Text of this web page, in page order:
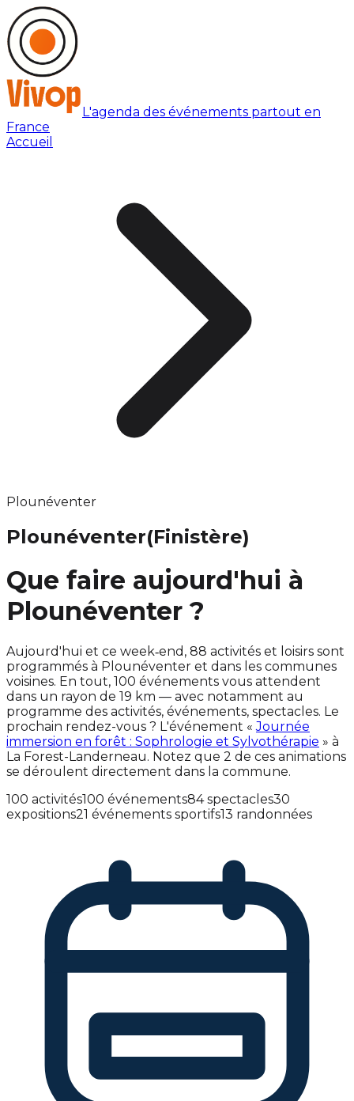
L'agenda des événements partout en
France
Accueil
Plounéventer
Plounéventer(Finistère)
Que faire aujourd'hui à
Plounéventer ?
Aujourd'hui et ce week‑end, 88 activités et loisirs sont
programmés à Plounéventer et dans les communes
voisines. En tout, 100 événements vous attendent
dans un rayon de 19 km — avec notamment au
programme des activités, événements, spectacles. Le
prochain rendez-vous ? L'événement «Journée
immersion en forêt : Sophrologie et Sylvothérapie » à
La Forest-Landerneau. Notez que 2 de ces animations
se déroulent directement dans la commune.
100 activités100 événements84 spectacles30
expositions21 événements sportifs13 randonnées